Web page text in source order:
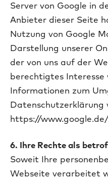
Server von Google in
Anbieter dieser Seite
Nutzung von Google
Darstellung unserer
der von uns auf der
berechtigtes Interesse
Informationen zum
Datenschutzerklärung
https://
6. Ihre Rechte als
Soweit Ihre
Webseite verarbeitet